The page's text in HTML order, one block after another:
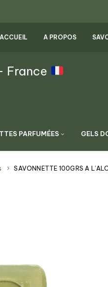
ACCUEIL A PROPOS
France
PARFUMÉES GELS
SAVONNETTE 100GRS A